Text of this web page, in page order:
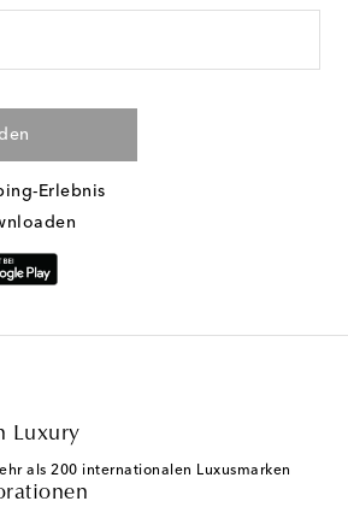
Erlebnis
Luxury
als 200 internationalen Luxusmarken